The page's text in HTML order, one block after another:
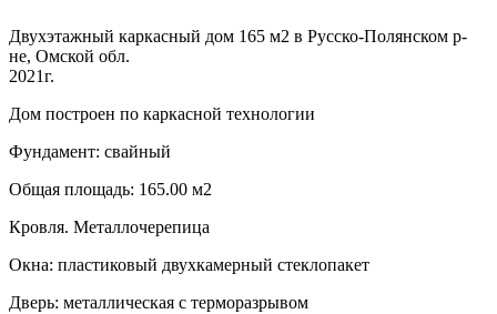
Двухэтажный каркасный дом 165 м2 в Русско-Полянском р-
не, Омской обл.
2021г.
Дом построен по каркасной технологии
Фундамент: свайный
Общая площадь: 165.00 м2
Кровля. Металлочерепица
Окна: пластиковый двухкамерный стеклопакет
Дверь: металлическая с терморазрывом